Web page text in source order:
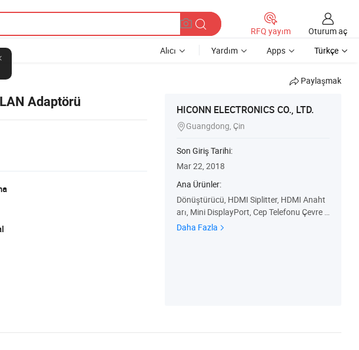
RFQ yayım
Oturum aç
Alıcı Yardım Apps Türkçe
Paylaşmak
Adaptörü
HICONN ELECTRONICS CO., LTD.
Guangdong, Çin
Son Giriş Tarihi:
Mar 22, 2018
Ana Ürünler:
Dönüştürücü, HDMI Siplitter, HDMI Anaht
arı, Mini DisplayPort, Cep Telefonu Çevre B
irimleri, USB Adaptörü, DVI Adaptörü, Disp
Daha Fazla